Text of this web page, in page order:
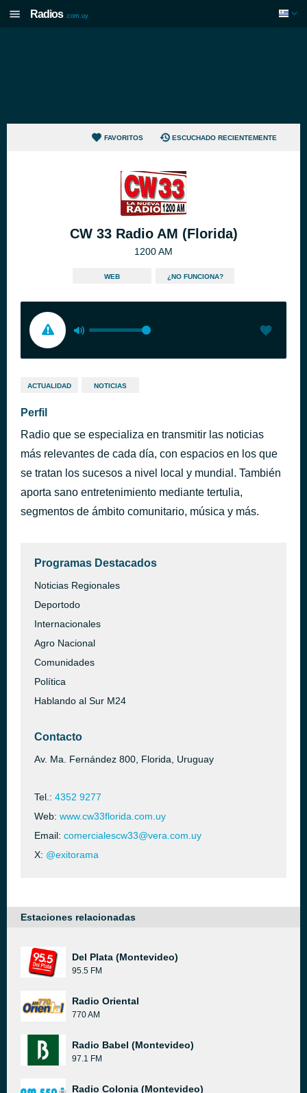
Radios .com.uy
FAVORITOS ESCUCHADO RECIENTEMENTE
CW 33 Radio AM (Florida)
1200 AM
WEB ¿NO FUNCIONA?
ACTUALIDAD NOTICIAS
Perfil
Radio que se especializa en transmitir las noticias
más relevantes de cada día, con espacios en los que
se tratan los sucesos a nivel local y mundial. También
aporta sano entretenimiento mediante tertulia,
segmentos de ámbito comunitario, música y más.
Programas Destacados
Noticias Regionales
Deportodo
Internacionales
Agro Nacional
Comunidades
Política
Hablando al Sur M24
Contacto
Av. Ma. Fernández 800, Florida, Uruguay
Tel.: 4352 9277
Web: www.cw33florida.com.uy
Email: comercialescw33@vera.com.uy
X: @exitorama
Estaciones relacionadas
Del Plata (Montevideo)
95.5 FM
Radio Oriental
770 AM
Radio Babel (Montevideo)
97.1 FM
Radio Colonia (Montevideo)